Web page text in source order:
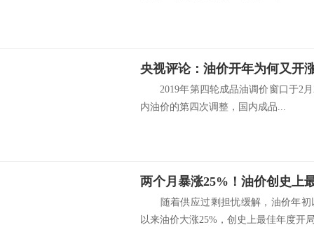
央视评论：油价开年为何又开
2019年第四轮成品油调价窗口于2月
内油价的第四次调整，国内成品...
随着供应过剩担忧缓解，油价年
以来油价大涨25%，创史上最佳年度开